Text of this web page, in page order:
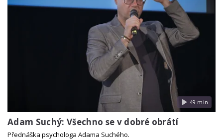
49 min
Adam Suchý: Všechno se v dobré obrátí
Přednáška psychologa Adama Suchého.